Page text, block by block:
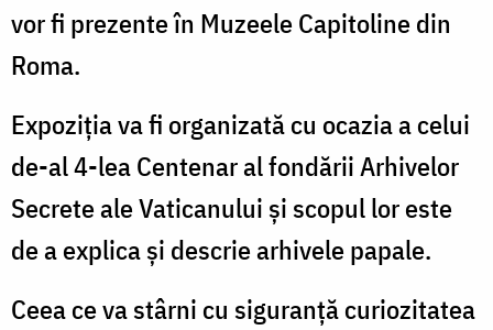
vor fi prezente în Muzeele Capitoline din
Roma.
Expoziţia va fi organizată cu ocazia a celui
de-al 4-lea Centenar al fondării Arhivelor
Secrete ale Vaticanului şi scopul lor este
de a explica şi descrie arhivele papale.
Ceea ce va stârni cu siguranţă curiozitatea